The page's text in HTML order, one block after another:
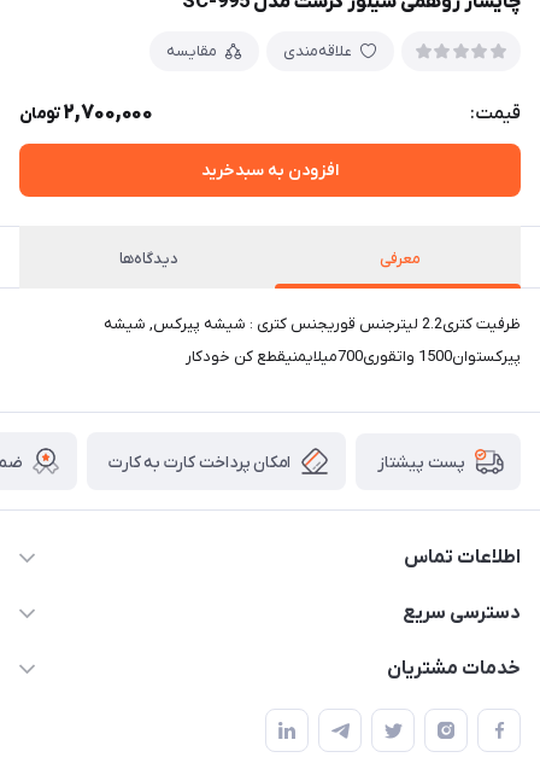
علاقه‌مندی مقایسه
قیمت: 2,700,000تومان
افزودن به سبدخرید
معرفی دیدگاه‌ها
ظرفیت کتری2.2 لیترجنس قوریجنس کتری : شیشه پیرکس, شیشه
پیرکستوان1500 واتقوری700میلایمنیقطع کن خودکار
پست پیشتاز امکان پرداخت کارت به کارت
اطلاعات تماس
09175273898
خانگی امید جنوب
دسترسی سریع
حساب کاربری
لیست محصولات
خدمات مشتریان
قوانین و مقررات سایت
حریم خصوصی